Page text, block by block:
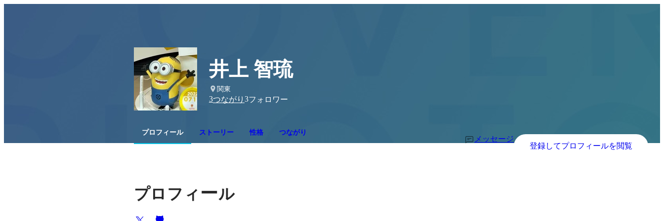
井上 智琉
関東
3つながり 3フォロワー
プロフィール ストーリー 性格 つながり
メッセージ
登録してプロフィールを閲覧
プロフィール